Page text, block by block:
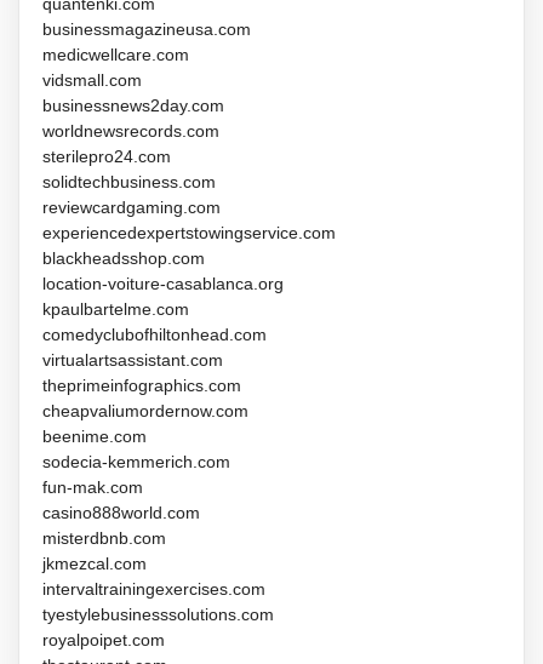
businessmagazineusa.com
medicwellcare.com
vidsmall.com
businessnews2day.com
worldnewsrecords.com
sterilepro24.com
solidtechbusiness.com
reviewcardgaming.com
experiencedexpertstowingservice.com
blackheadsshop.com
location-voiture-casablanca.org
kpaulbartelme.com
comedyclubofhiltonhead.com
virtualartsassistant.com
theprimeinfographics.com
cheapvaliumordernow.com
beenime.com
sodecia-kemmerich.com
fun-mak.com
casino888world.com
misterdbnb.com
jkmezcal.com
intervaltrainingexercises.com
tyestylebusinesssolutions.com
royalpoipet.com